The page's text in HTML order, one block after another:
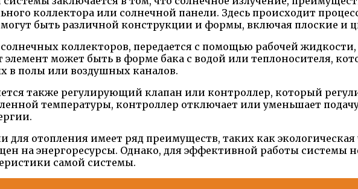
коллектора или солнечной панели. Здесь происходит
быть различной конструкции и формы, включая плоские и
коллекторов, передается с помощью рабочей
элемент может быть в форме бака с водой или теплоносителя,
в полы или воздушных каналов.
также регулирующий клапан или контроллер, который
температуры, контроллер отключает или уменьшает подачу
для отопления имеет ряд преимуществ, таких как
на энергоресурсы. Однако, для эффективной работы системы
самой системы.